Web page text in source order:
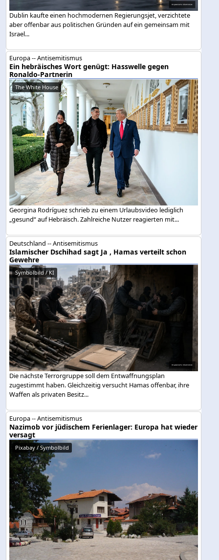
Dublin kaufte einen hochmodernen Regierungsjet, verzichtete
aber offenbar aus politischen Gründen auf ein gemeinsam mit
Israel...
Europa -- Antisemitismus
Ein hebräisches Wort genügt: Hasswelle gegen
Ronaldo-Partnerin
The White House
Georgina Rodríguez schrieb zu einem Urlaubsvideo lediglich
„gesund“ auf Hebräisch. Zahlreiche Nutzer reagierten mit...
Deutschland -- Antisemitismus
Islamischer Dschihad sagt Ja , Hamas verteilt schon
Gewehre
Symbolbild / KI
Die nächste Terrorgruppe soll dem Entwaffnungsplan
zugestimmt haben. Gleichzeitig versucht Hamas offenbar, ihre
Waffen als privaten Besitz...
Europa -- Antisemitismus
Nazimob vor jüdischem Ferienlager: Europa hat wieder
versagt
Pixabay / Symbolbild